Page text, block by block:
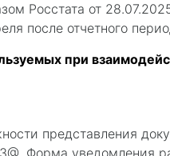
Росстата от
после отчетного
при
представления
Форма уведомления